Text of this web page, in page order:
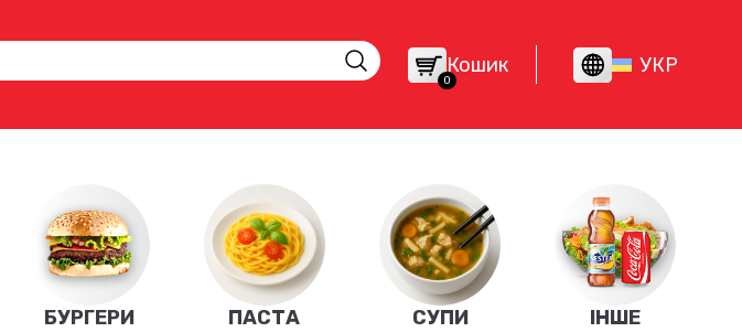
Кошик
0
УКР
БУРГЕРИ ПАСТА СУПИ ІНШЕ